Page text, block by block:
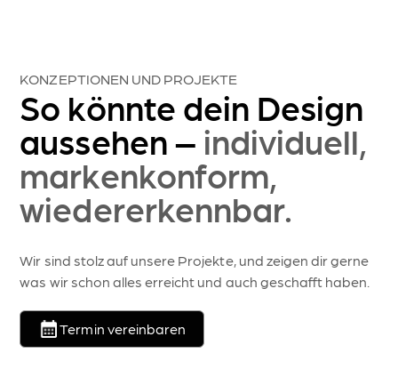
KONZEPTIONEN UND PROJEKTE
So könnte dein Design
aussehen – individuell,
markenkonform,
wiedererkennbar.
Wir sind stolz auf unsere Projekte, und zeigen dir gerne
was wir schon alles erreicht und auch geschafft haben.
Termin vereinbaren